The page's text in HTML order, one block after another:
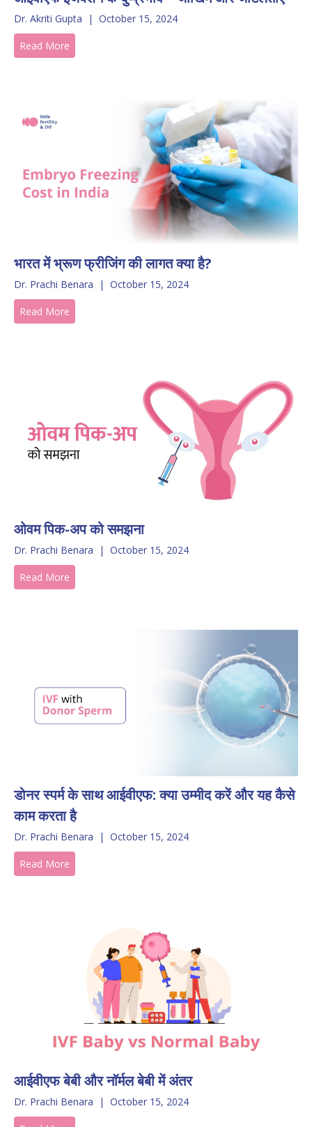
Dr. Akriti Gupta | October 15, 2024
Read More
भारत में भ्रूण फ्रीजिंग की लागत क्या है?
Dr. Prachi Benara | October 15, 2024
Read More
ओवम पिक-अप को समझना
Dr. Prachi Benara | October 15, 2024
Read More
डोनर स्पर्म के साथ आईवीएफ: क्या उम्मीद करें और यह कैसे
काम करता है
Dr. Prachi Benara | October 15, 2024
Read More
आईवीएफ बेबी और नॉर्मल बेबी में अंतर
Dr. Prachi Benara | October 15, 2024